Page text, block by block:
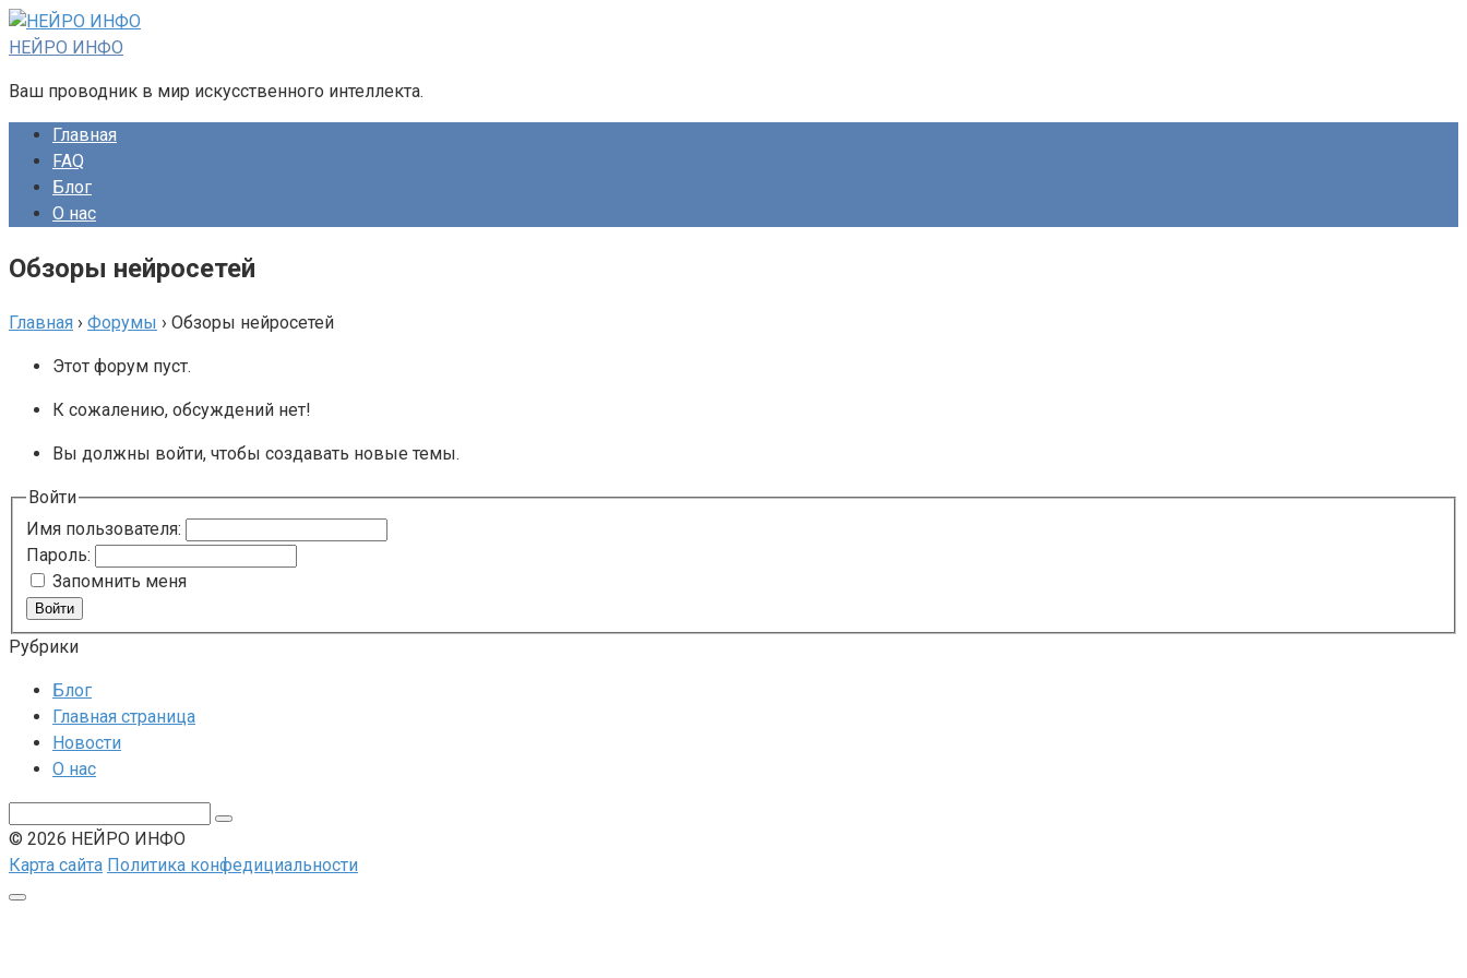
Перейти
к
НЕЙРО ИНФО
Ваш проводник в мир искусственного интеллекта.
Главная
FAQ
Блог
О нас
Обзоры нейросетей
Главная › Форумы › Обзоры нейросетей
Этот форум пуст.
К сожалению, обсуждений нет!
Вы должны войти, чтобы создавать новые темы.
Войти
Имя пользователя:
Пароль:
Запомнить меня
Войти
Рубрики
Блог
Главная страница
Новости
О нас
© 2026 НЕЙРО ИНФО
Карта сайта Политика конфедициальности